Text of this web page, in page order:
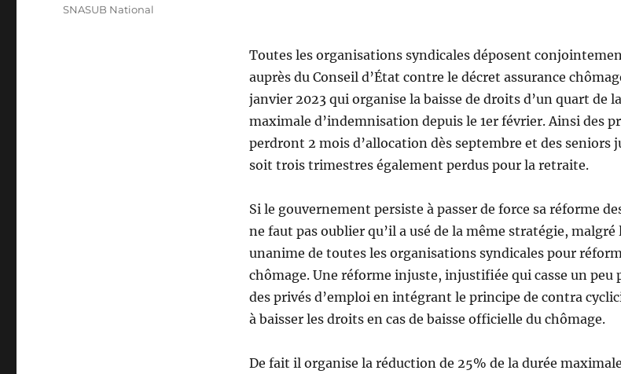
Toutes les organisations syndicales déposent
auprès du Conseil d’État contre le décret assurance
janvier 2023 qui organise la baisse de droits d’un quart de
maximale d’indemnisation depuis le 1er février. Ainsi des
perdront 2 mois d’allocation dès septembre et des seniors
soit trois trimestres également perdus pour la retraite.
Si le gouvernement persiste à passer de force sa réforme
ne faut pas oublier qu’il a usé de la même stratégie,
unanime de toutes les organisations syndicales pour
chômage. Une réforme injuste, injustifiée qui casse un peu
des privés d’emploi en intégrant le principe de contra
à baisser les droits en cas de baisse officielle du chômage.
De fait il organise la réduction de 25% de la durée
Catégories
SNASUB National